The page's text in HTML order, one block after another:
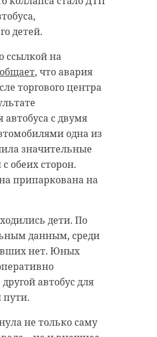
детей.
ссылкой на
, что авария
торгового центра
автобуса с двумя
одна из
значительные
обеих сторон.
припаркована на
дети. По
данным, среди
нет. Юных
автобус для
не только саму